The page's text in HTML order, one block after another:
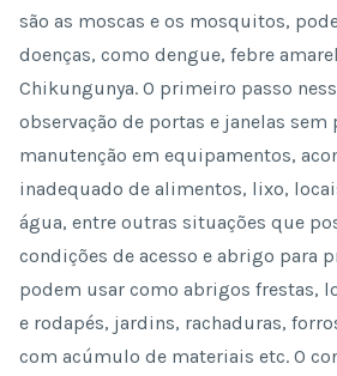
são as moscas e os mosquitos,
doenças, como dengue, febre
Chikungunya. O primeiro passo
observação de portas e janelas sem
manutenção em equipamentos,
inadequado de alimentos, lixo,
água, entre outras situações que
condições de acesso e abrigo para
podem usar como abrigos frestas,
e rodapés, jardins, rachaduras,
com acúmulo de materiais etc. O